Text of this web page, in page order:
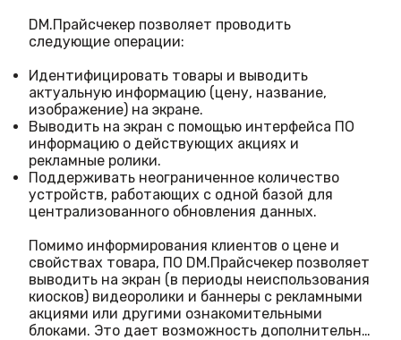
DM.Прайсчекер позволяет проводить
следующие операции:
Идентифицировать товары и выводить
актуальную информацию (цену, название,
изображение) на экране.
Выводить на экран с помощью интерфейса ПО
информацию о действующих акциях и
рекламные ролики.
Поддерживать неограниченное количество
устройств, работающих с одной базой для
централизованного обновления данных.
Помимо информирования клиентов о цене и
свойствах товара, ПО DM.Прайсчекер позволяет
выводить на экран (в периоды неиспользования
киосков) видеоролики и баннеры с рекламными
акциями или другими ознакомительными
блоками. Это дает возможность дополнительно